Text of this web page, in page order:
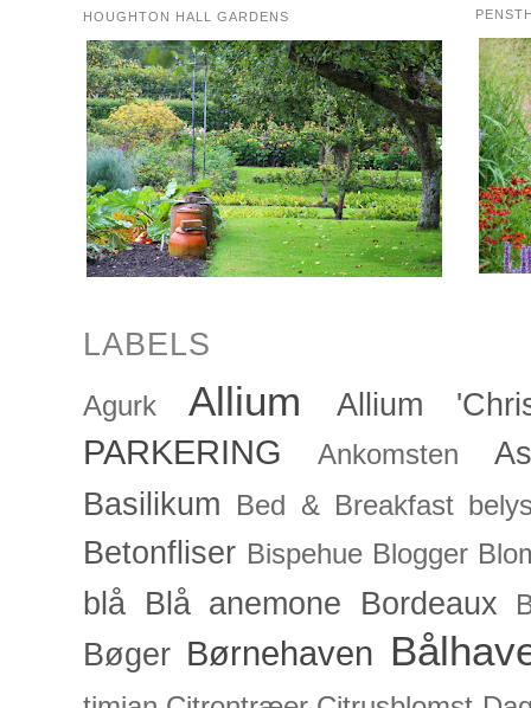
HOUGHTON HALL GARDENS
LABELS
Agurk Allium Allium
PARKERING Ankomsten
Basilikum
Bed & Breakfast
Betonfliser Bispehue Blogger
blå Blå anemone Bordeaux
Bøger Børnehaven